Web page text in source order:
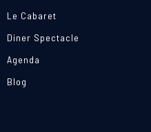
Le Cabaret
Diner Spectacle
Agenda
Blog